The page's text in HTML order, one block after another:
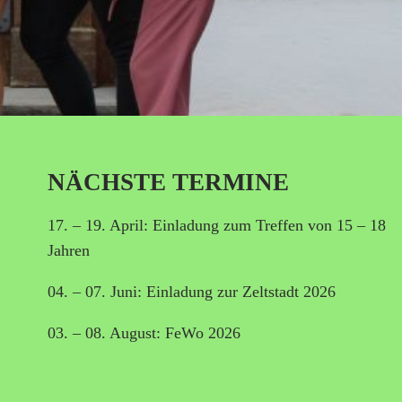
NÄCHSTE TERMINE
17. – 19. April: Einladung zum Treffen von 15 – 18
Jahren
04. – 07. Juni: Einladung zur Zeltstadt 2026
03. – 08. August: FeWo 2026